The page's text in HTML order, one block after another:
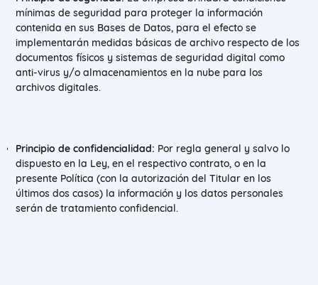
mínimas de seguridad para proteger la información
contenida en sus Bases de Datos, para el efecto se
implementarán medidas básicas de archivo respecto de los
documentos físicos y sistemas de seguridad digital como
anti-virus y/o almacenamientos en la nube para los
archivos digitales.
Principio de confidencialidad: Por regla general y salvo lo
dispuesto en la Ley, en el respectivo contrato, o en la
presente Política (con la autorización del Titular en los
últimos dos casos) la información y los datos personales
serán de tratamiento confidencial.